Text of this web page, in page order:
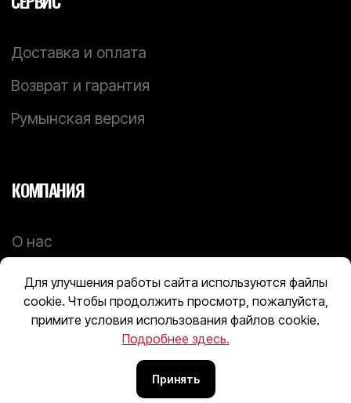
Для улучшения работы сайта используются файлы
cookie. Чтобы продолжить просмотр, пожалуйста,
примите условия использования файлов cookie.
Подробнее здесь.
Принять
Made on Tilda